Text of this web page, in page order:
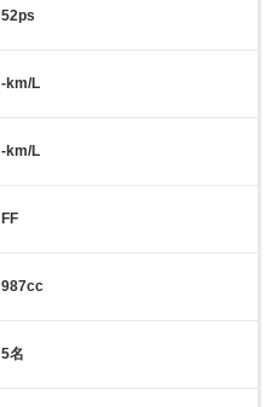
52ps
-km/L
-km/L
FF
987cc
5名